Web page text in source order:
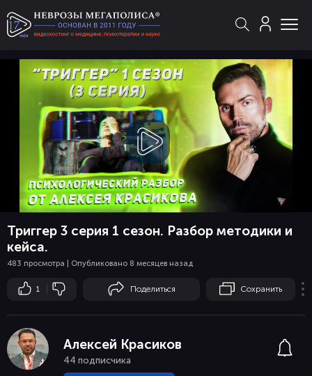
Смотреть
видео
Триггер 3 серия 1 сезон. Разбор методики и
кейса.
483 просмотра | Опубликовано 8 месяцев назад
1 Поделиться Сохранить
Алексей Красиков
44 подписчика